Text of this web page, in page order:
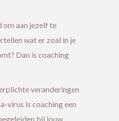
om aan jezelf te
wat er zoal in je
Dan is coaching
veranderingen
virus is coaching een
bij jouw